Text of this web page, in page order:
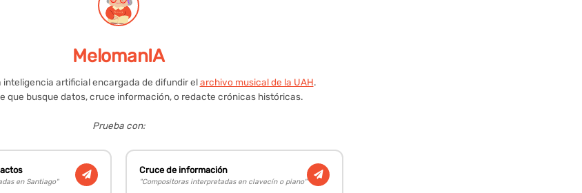
MelomanIA
inteligencia artificial encargada de difundir elarchivo musical de la UAH.
que busque datos, cruce información, o redacte crónicas históricas.
Prueba con:
en Santiago"
Cruce de información
"Compositoras interpretadas en clavecín o piano"